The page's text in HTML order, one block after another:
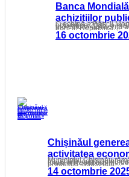
Banca
achizițiilor
O echipă a Băncii Mondiale efectuează, în perioada 13–17 octombrie 2025, o misiune de sprijin pentru implementarea proiectului „Eficiența achizițiilor publice și valoarea pentru bani în Republica…
16 octombrie
Chișinăul
activitatea
Municipiul Chișinău rămâne principalul motor al economiei naționale, contribuind cu peste 60% la activitatea economică totală a Republicii Moldova. Totodată, mai mult de jumătate din producția industrială…
14 octombrie